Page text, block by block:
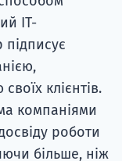
IT-
підписує
клієнтів.
компаніями
роботи
більше, ніж